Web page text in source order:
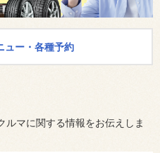
ュー・各種予約
ルマに関する情報をお伝えしま